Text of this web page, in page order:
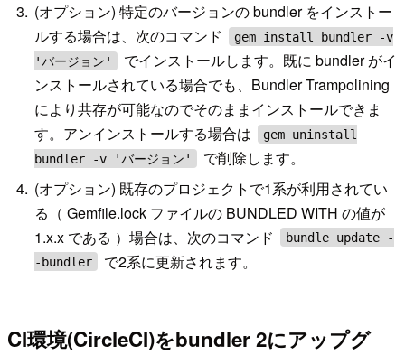
(オプション) 特定のバージョンの bundler をインストー
ルする場合は、次のコマンド
gem install bundler -v
'バージョン'
でインストールします。既に bundler がイ
ンストールされている場合でも、Bundler Trampolining
により共存が可能なのでそのままインストールできま
す。アンインストールする場合は
gem uninstall
bundler -v 'バージョン'
で削除します。
(オプション) 既存のプロジェクトで1系が利用されてい
る（ Gemfile.lock ファイルの BUNDLED WITH の値が
1.x.x である ）場合は、次のコマンド
bundle update -
-bundler
で2系に更新されます。
CI環境(CircleCI)をbundler 2にアップグ